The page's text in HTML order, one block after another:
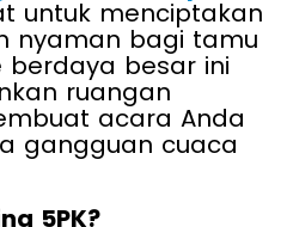
Cinere Depok
untuk menciptakan
nyaman bagi tamu
besar ini
ruangan
acara Anda
gangguan cuaca